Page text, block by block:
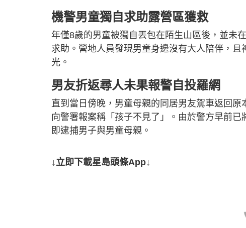
機警男童獨自求助露營區獲救
年僅8歲的男童被獨自丟包在陌生山區後，並未
求助。營地人員發現男童身邊沒有大人陪伴，
光。
男友折返尋人未果報警自投羅網
直到當日傍晚，男童母親的同居男友駕車返回
向警署報案稱「孩子不見了」。由於警方早前
即逮捕男子與男童母親。
↓立即下載星島頭條App↓